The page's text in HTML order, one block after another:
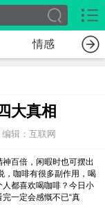
情感
大真相
编辑：互联网
百倍，闲暇时也可摆出
，咖啡有很多副作用，喝
都喜欢喝咖啡？今日小
一定会感慨不已“真